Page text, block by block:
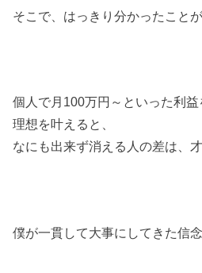
そこで、はっきり分かったことが
個人で月100万円～といった利益
理想を叶えると、
なにも出来ず消える人の差は、
僕が一貫して大事にしてきた信念